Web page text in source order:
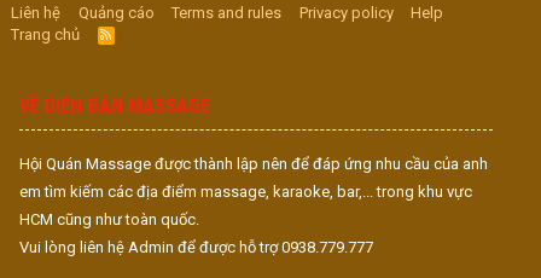
Liên hệ
Quảng cáo Terms and rules Privacy policy
Help
Trang chủ
R
S
VỀ DIỄN ĐÀN MASSAGE
Hội Quán Massage được thành lập nên để đáp ứng nhu cầu của anh
em tìm kiếm các địa điểm massage, karaoke, bar,... trong khu vực
HCM cũng như toàn quốc.
Vui lòng liên hệ Admin để được hỗ trợ 0938.779.777